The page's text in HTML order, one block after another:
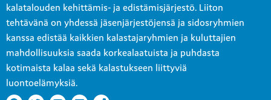
kalatalouden kehittämis- ja edistämisjärjestö. Liiton
tehtävänä on yhdessä jäsenjärjestöjensä ja sidosryhmien
kanssa edistää kaikkien kalastajaryhmien ja kuluttajien
mahdollisuuksia saada korkealaatuista ja puhdasta
kotimaista kalaa sekä kalastukseen liittyviä
luontoelämyksiä.